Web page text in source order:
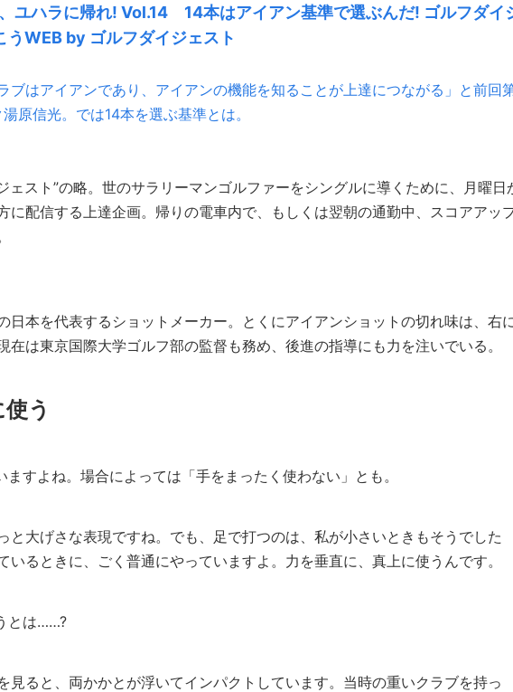
、ユハラに帰れ! Vol.14 14本はアイアン基準で選ぶんだ! ゴルフダイ
うWEB by ゴルフダイジェスト
ブはアイアンであり、アイアンの機能を知ることが上達につながる」と前回
原信光。では14本を選ぶ基準とは。
ェスト”の略。世のサラリーマンゴルファーをシングルに導くために、月曜日
に配信する上達企画。帰りの電車内で、もしくは翌朝の通勤中、スコアアッ
日本を代表するショットメーカー。とくにアイアンショットの切れ味は、右
在は東京国際大学ゴルフ部の監督も務め、後進の指導にも力を注いでいる。
う
すよね。場合によっては「手をまったく使わない」とも。
大げさな表現ですね。でも、足で打つのは、私が小さいときもそうでした
いるときに、ごく普通にやっていますよ。力を垂直に、真上に使うんです。
とは……?
ると、両かかとが浮いてインパクトしています。当時の重いクラブを持っ